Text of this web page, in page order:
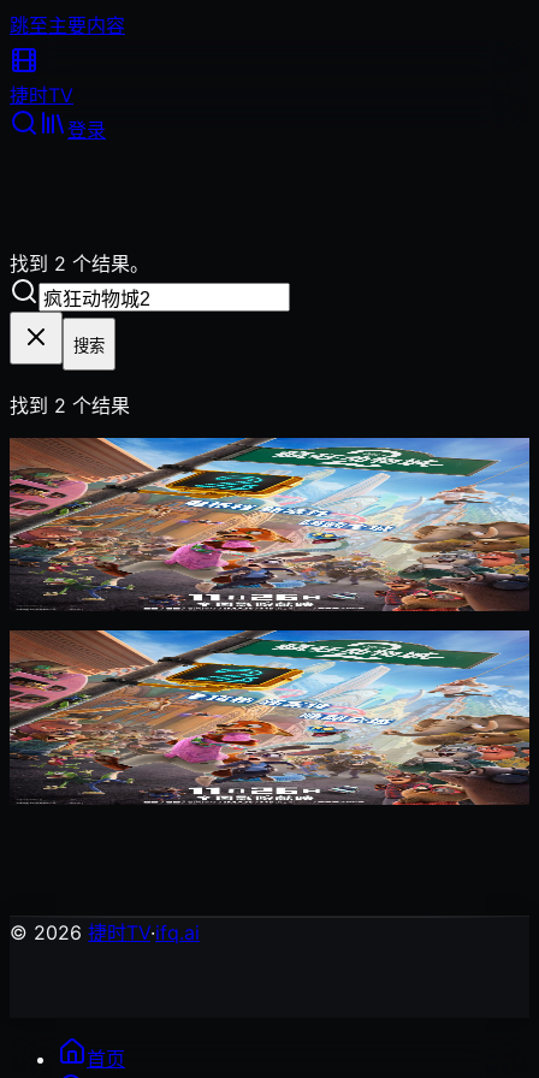
跳至主要内容
捷时TV
登录
找到 2 个结果。
搜索
找到 2 个结果
2
疯狂动物城2
动画片
1
疯狂动物城2（普通话版）
动画片
© 2026 捷时TV·ifq.ai
首页